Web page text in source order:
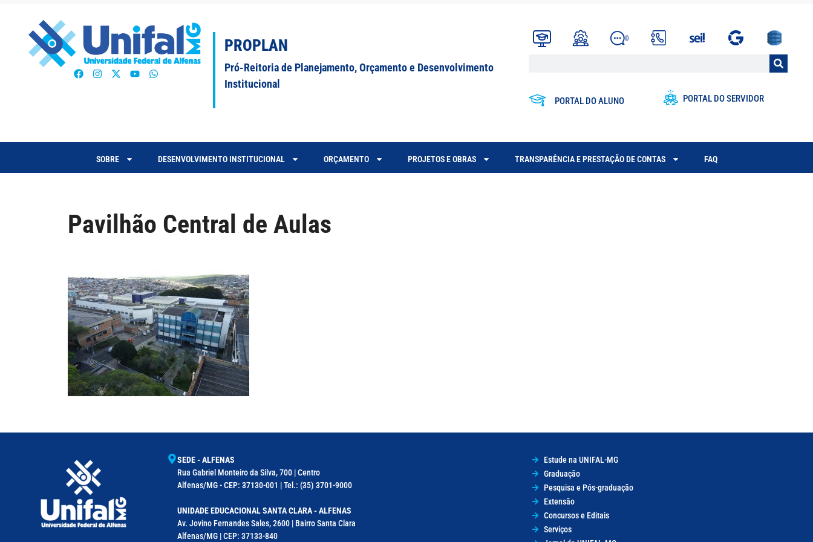
PROPLAN
Pró-Reitoria de Planejamento, Orçamento e Desenvolvimento
Institucional
PORTAL DO ALUNO PORTAL DO SERVIDOR
SOBRE DESENVOLVIMENTO INSTITUCIONAL ORÇAMENTO PROJETOS E OBRAS TRANSPARÊNCIA E PRESTAÇÃO DE CONTAS FAQ
Pavilhão Central de Aulas
SEDE - ALFENAS
Rua Gabriel Monteiro da Silva, 700 | Centro
Alfenas/MG - CEP: 37130-001 | Tel.: (35) 3701-9000
UNIDADE EDUCACIONAL SANTA CLARA - ALFENAS
Av. Jovino Fernandes Sales, 2600 | Bairro Santa Clara
Alfenas/MG | CEP: 37133-840
Estude na UNIFAL-MG
Graduação
Pesquisa e Pós-graduação
Extensão
Concursos e Editais
Serviços